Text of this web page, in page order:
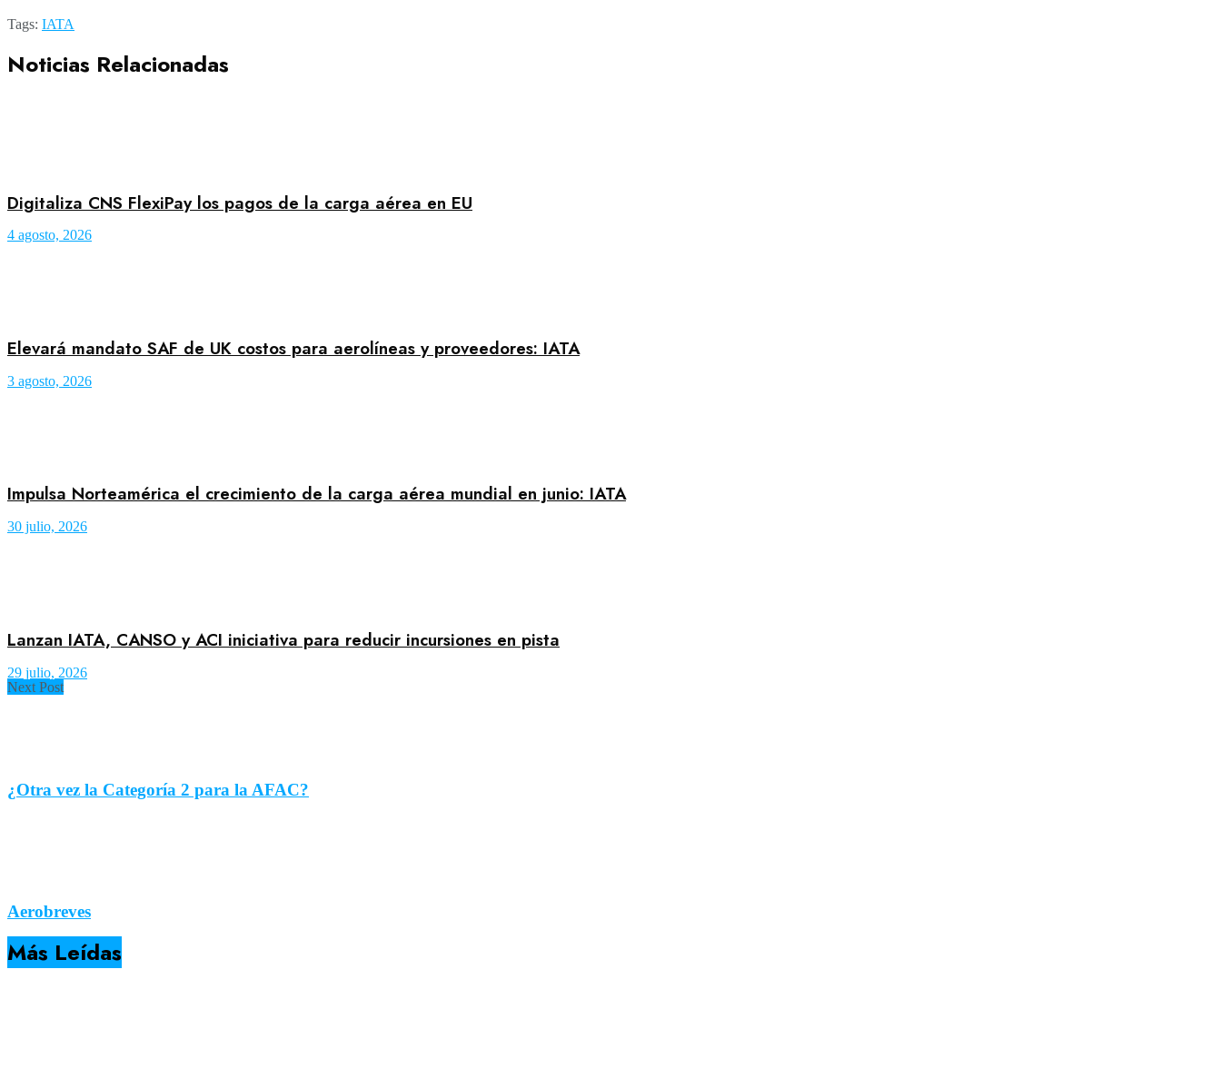
Tags: IATA
Noticias Relacionadas
Digitaliza CNS FlexiPay los pagos de la carga aérea en EU
4 agosto, 2026
Elevará mandato SAF de UK costos para aerolíneas y proveedores: IATA
3 agosto, 2026
Impulsa Norteamérica el crecimiento de la carga aérea mundial en junio: IATA
30 julio, 2026
Lanzan IATA, CANSO y ACI iniciativa para reducir incursiones en pista
29 julio, 2026
Next Post
¿Otra vez la Categoría 2 para la AFAC?
Aerobreves
Más Leídas